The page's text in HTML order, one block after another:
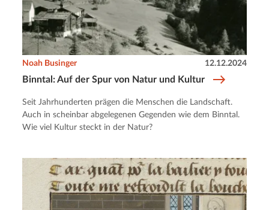
Binntal: Auf der Spur von Natur und Kultur
Noah Businger 12.12.2024
Seit Jahrhunderten prägen die Menschen die Landschaft.
Auch in scheinbar abgelegenen Gegenden wie dem Binntal.
Wie viel Kultur steckt in der Natur?